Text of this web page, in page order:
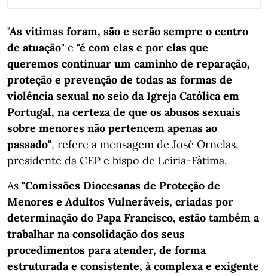
"As vítimas foram, são e serão sempre o centro
de atuação" e "é com elas e por elas que
queremos continuar um caminho de reparação,
proteção e prevenção de todas as formas de
violência sexual no seio da Igreja Católica em
Portugal, na certeza de que os abusos sexuais
sobre menores não pertencem apenas ao
passado", refere a mensagem de José Ornelas,
presidente da CEP e bispo de Leiria-Fátima.
As "Comissões Diocesanas de Proteção de
Menores e Adultos Vulneráveis, criadas por
determinação do Papa Francisco, estão também a
trabalhar na consolidação dos seus
procedimentos para atender, de forma
estruturada e consistente, à complexa e exigente